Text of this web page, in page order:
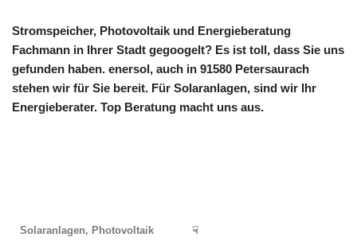
Stromspeicher, Photovoltaik und Energieberatung
Fachmann in Ihrer Stadt gegoogelt? Es ist toll, dass Sie uns
gefunden haben. enersol, auch in 91580 Petersaurach
stehen wir für Sie bereit. Für Solaranlagen, sind wir Ihr
Energieberater. Top Beratung macht uns aus.
Solaranlagen, Photovoltaik ☟